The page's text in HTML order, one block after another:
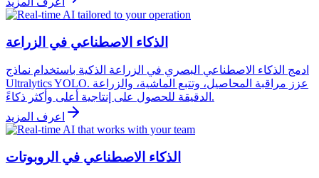
الذكاء الاصطناعي في الزراعة
ادمج الذكاء الاصطناعي البصري في الزراعة الذكية باستخدام نماذج
Ultralytics YOLO. عزز مراقبة المحاصيل، وتتبع الماشية، والزراعة
الدقيقة للحصول على إنتاجية أعلى وأكثر ذكاءً.
اعرف المزيد
الذكاء الاصطناعي في الروبوتات